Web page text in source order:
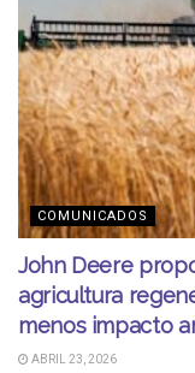
COMUNICADOS
John Deere
agricultura
menos impacto
ABRIL 23, 2026